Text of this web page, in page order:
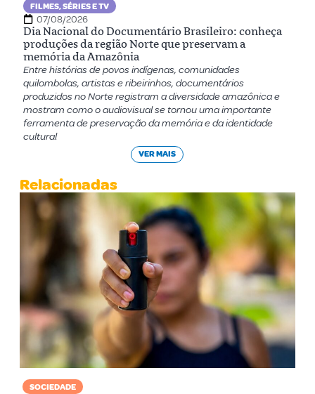
FILMES, SÉRIES E TV
07/08/2026
Dia Nacional do Documentário Brasileiro: conheça
produções da região Norte que preservam a
memória da Amazônia
Entre histórias de povos indígenas, comunidades
quilombolas, artistas e ribeirinhos, documentários
produzidos no Norte registram a diversidade amazônica e
mostram como o audiovisual se tornou uma importante
ferramenta de preservação da memória e da identidade
cultural
VER MAIS
Relacionadas
SOCIEDADE